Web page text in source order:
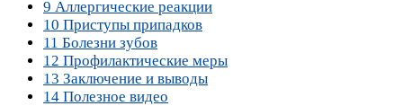
9 Аллергические реакции
10 Приступы припадков
11 Болезни зубов
12 Профилактические меры
13 Заключение и выводы
14 Полезное видео